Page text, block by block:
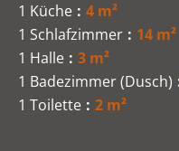
1 Küche
4 m²
1 Schlafzimmer
14 m²
1 Halle
3 m²
1 Badezimmer (Dusch)
1 Toilette
2 m²